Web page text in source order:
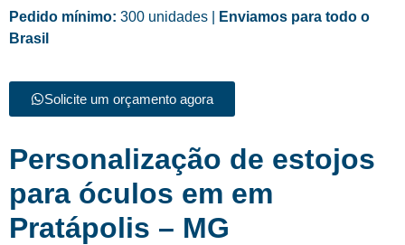
Pedido mínimo: 300 unidades |
Enviamos para todo o
Brasil
Solicite um orçamento agora
Personalização de estojos
para óculos em em
Pratápolis – MG